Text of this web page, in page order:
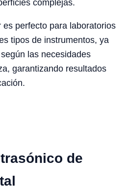
complejas.
es perfecto para laboratorios
tipos de instrumentos, ya
las necesidades
garantizando resultados
de